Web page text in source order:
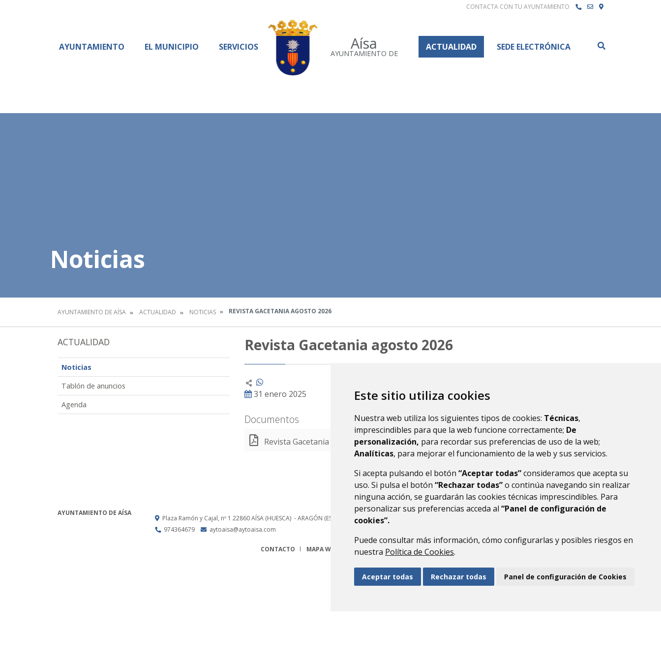
Este sitio utiliza cookies
Nuestra web utiliza los siguientes tipos de cookies: Técnicas,
imprescindibles para que la web funcione correctamente; De
personalización, para recordar sus preferencias de uso de la web;
Analíticas, para mejorar el funcionamiento de la web y sus servicios.
Si acepta pulsando el botón “Aceptar todas”consideramos que acepta su
uso. Si pulsa el botón “Rechazar todas”o continúa navegando sin realizar
ninguna acción, se guardarán las cookies técnicas imprescindibles. Para
personalizar sus preferencias acceda al “Panel de configuración de
cookies”.
Puede consultar más información, cómo configurarlas y posibles riesgos en
nuestra Política de Cookies.
Aceptar todas Rechazar todas Panel de configuración de Cookies
CONTACTA CON TU AYUNTAMIENTO
Aísa
AYUNTAMIENTO DE
AYUNTAMIENTO EL MUNICIPIO SERVICIOS ACTUALIDAD SEDE ELECTRÓNICA
Noticias
AYUNTAMIENTO DE AÍSA ACTUALIDAD NOTICIAS REVISTA GACETANIA AGOSTO 2026
ACTUALIDAD
Noticias
Tablón de anuncios
Agenda
Revista Gacetania agosto 2026
31 enero 2025
Documentos
Revista Gacetania (PDF 3,5 MB)
AYUNTAMIENTO DE AÍSA
Plaza Ramón y Cajal, nº 1 22860AÍSA (HUESCA) - ARAGÓN (ESPAÑA)
974364679
aytoaisa@aytoaisa.com
CONTACTO MAPA WEB AVISO LEGAL PROTECCIÓN DE DATOS